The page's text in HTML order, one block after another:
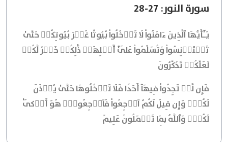
سورة النور: 27-28
يَـٰٓأَيُّهَا ٱلَّذِينَ ءَامَنُواْ لَا تَدۡخُلُواْ بُيُوتًا غَيۡرَ بُيُوتِكُمۡ حَتَّىٰ
تَسۡتَأۡنِسُواْ وَتُسَلِّمُواْ عَلَىٰٓ أَهۡلِهَاۚ ذَٰلِكُمۡ خَيۡرٞ لَّكُمۡ
لَعَلَّكُمۡ تَذَكَّرُونَ
فَإِن لَّمۡ تَجِدُواْ فِيهَآ أَحَدٗا فَلَا تَدۡخُلُوهَا حَتَّىٰ يُؤۡذَنَ
لَكُمۡۖ وَإِن قِيلَ لَكُمُ ٱرۡجِعُواْ فَٱرۡجِعُواْۖ هُوَ أَزۡكَىٰ
لَكُمۡۚ وَٱللَّهُ بِمَا تَعۡمَلُونَ عَلِيمٞ